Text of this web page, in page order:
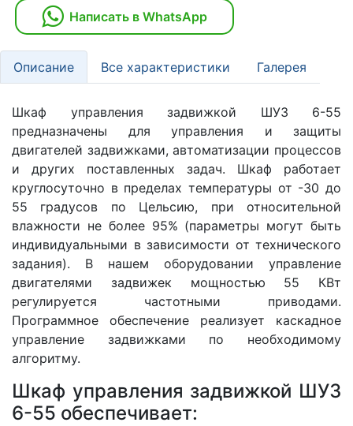
Написать в WhatsApp
Описание Все характеристики Галерея
Шкаф управления задвижкой ШУЗ 6-55
предназначены для управления и защиты
двигателей задвижками, автоматизации процессов
и других поставленных задач. Шкаф работает
круглосуточно в пределах температуры от -30 до
55 градусов по Цельсию, при относительной
влажности не более 95% (параметры могут быть
индивидуальными в зависимости от технического
задания). В нашем оборудовании управление
двигателями задвижек мощностью 55 КВт
регулируется частотными приводами.
Программное обеспечение реализует каскадное
управление задвижками по необходимому
алгоритму.
Шкаф управления задвижкой ШУЗ
6-55 обеспечивает: